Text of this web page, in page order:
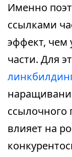
Именно
ссылками
эффект, чем
части. Для
ссылочного
влияет на